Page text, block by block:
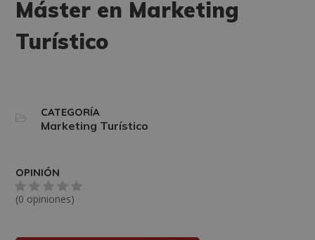
Máster en Marketing
Turístico
CATEGORÍA
Marketing Turístico
OPINIÓN
(0 opiniones)